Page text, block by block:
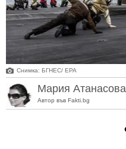
Снимка: БГНЕС/ EPA
Мария Атанасова
Автор във Fakti.bg